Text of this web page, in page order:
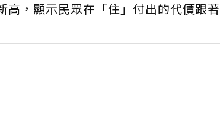
高，顯示民眾在「住」付出的代價跟